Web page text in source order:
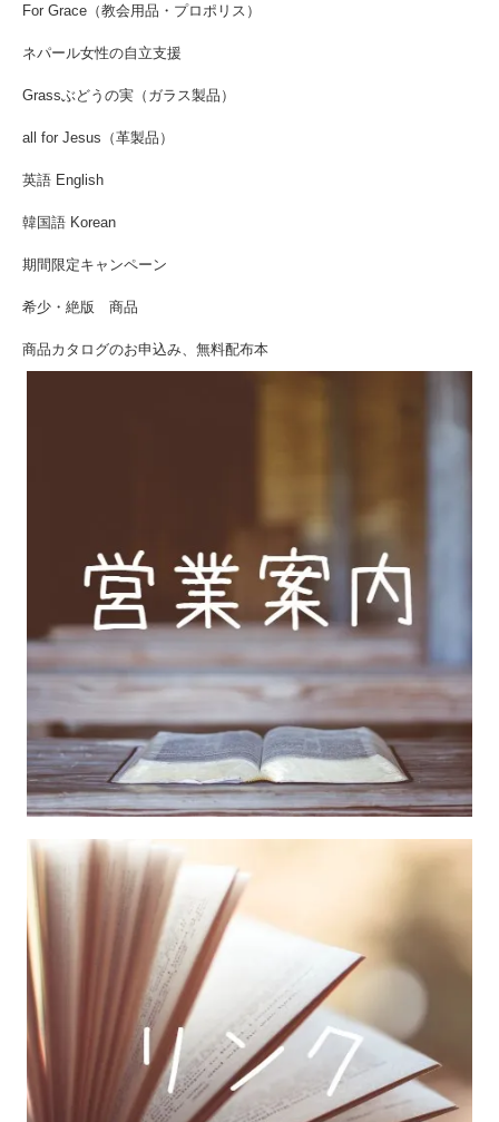
For Grace（教会用品・プロポリス）
ネパール女性の自立支援
Grassぶどうの実（ガラス製品）
all for Jesus（革製品）
英語 English
韓国語 Korean
期間限定キャンペーン
希少・絶版 商品
商品カタログのお申込み、無料配布本